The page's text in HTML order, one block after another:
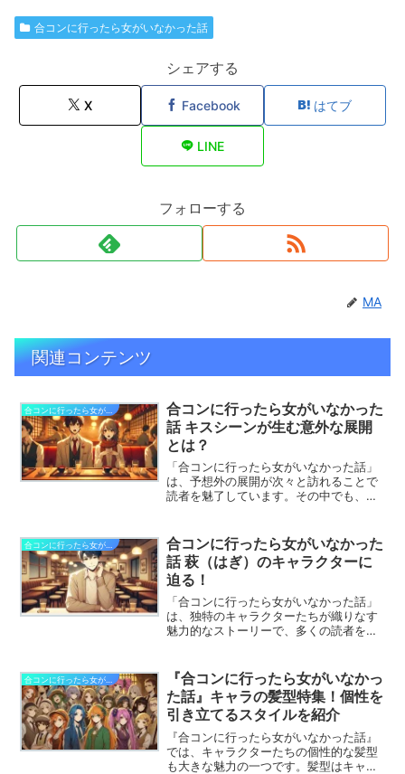
合コンに行ったら女がいなかった話
シェアする
X Facebook はてブ
LINE
フォローする
MA
関連コンテンツ
合コンに行ったら女がいなかった
話 キスシーンが生む意外な展開
とは？
「合コンに行ったら女がいなかった話」
は、予想外の展開が次々と訪れることで
読者を魅了しています。その中でも、キ
このキスシーンがどのように物語を意外
な方向へと展開させ、キャラクターたち
の関係やストーリーに影響を与えている
のかを詳しく解説します。思わず驚かさ
れる展開がどのように生まれるのか、キ
スシーンが持つ意義と役割に迫ります。
合コンに行ったら女がいなかった
話 萩（はぎ）のキャラクターに
迫る！
「合コンに行ったら女がいなかった話」
は、独特のキャラクターたちが織りなす
魅力的なストーリーで、多くの読者を惹
奥行きをもたらしています。萩の行動や
性格にはどのような魅力があり、他のキ
ャラクターとどのように関わっているの
でしょうか？今回は、萩のキャラクター
性や背景に迫り、彼が物語に果たす役割
を詳しく解説していきます。
『合コンに行ったら女がいなかっ
た話』キャラの髪型特集！個性を
引き立てるスタイルを紹介
『合コンに行ったら女がいなかった話』
では、キャラクターたちの個性的な髪型
も大きな魅力の一つです。髪型はキャラ